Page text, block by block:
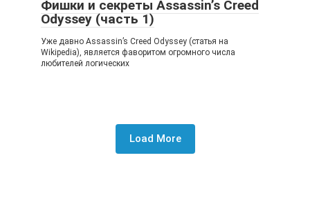
Фишки и секреты Assassin’s Creed
Odyssey (часть 1)
Уже давно Assassin’s Creed Odyssey (статья на
Wikipedia), является фаворитом огромного числа
любителей логических
Load More